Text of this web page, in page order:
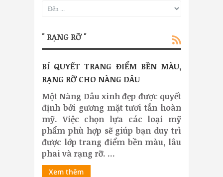
" RẠNG RỠ "
BÍ QUYẾT TRANG ĐIỂM BỀN MÀU,
RẠNG RỠ CHO NÀNG DÂU
Một Nàng Dâu xinh đẹp được quyết
định bởi gương mặt tươi tắn hoàn
mỹ. Việc chọn lựa các loại mỹ
phẩm phù hợp sẽ giúp bạn duy trì
được lớp trang điểm bền màu, lâu
phai và rạng rỡ. ...
Xem thêm